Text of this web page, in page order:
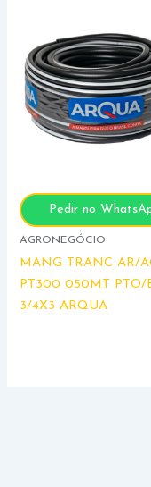
Pedir no
AGRONEGÓCIO
MANG TRANC AR/
PT300 050MT PTO/
3/4X3 ARQUA